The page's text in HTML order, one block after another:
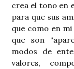
crea el tono en
para que sus
que como en
que son
modos de
valores,